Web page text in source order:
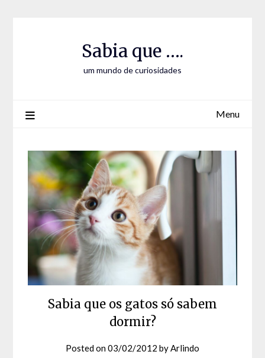
Sabia que ….
um mundo de curiosidades
Menu
Sabia que os gatos só sabem
dormir?
Posted on03/02/2012 byArlindo